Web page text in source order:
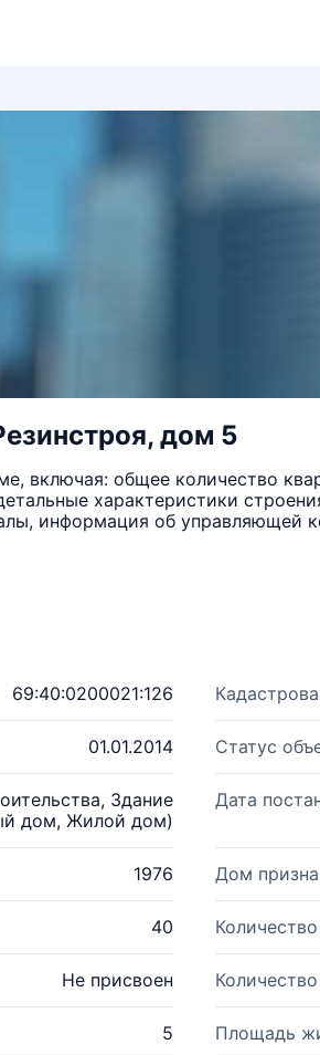
дом 5
включая: общее количество
характеристики
информация об управляющей
69:40:0200021:126
01.01.2014 Статус
Здание
дом, Жилой дом)
Дата
1976 Дом
40
Не присвоен
5 Площадь